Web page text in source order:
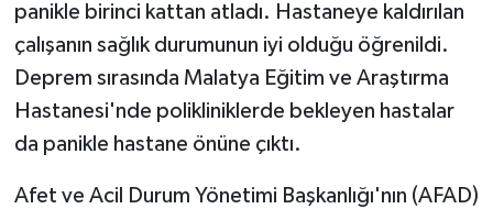
panikle birinci kattan atladı. Hastaneye kaldırılan
çalışanın sağlık durumunun iyi olduğu öğrenildi.
Deprem sırasında Malatya Eğitim ve Araştırma
Hastanesi'nde polikliniklerde bekleyen hastalar
da panikle hastane önüne çıktı.
Afet ve Acil Durum Yönetimi Başkanlığı'nın (AFAD)